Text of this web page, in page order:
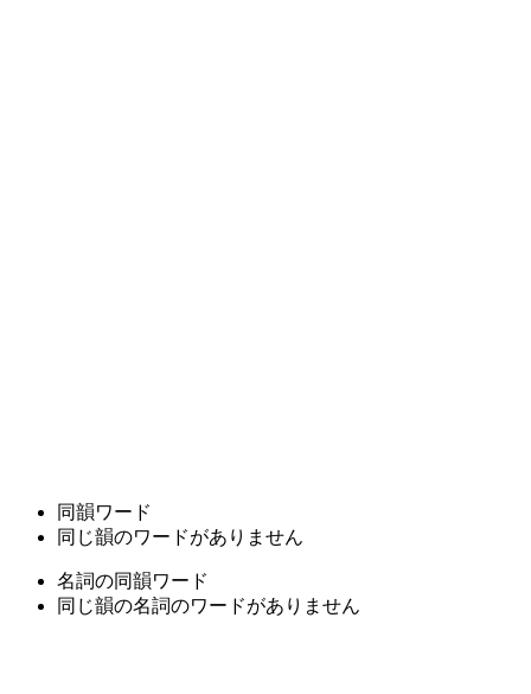
同韻ワード
同じ韻のワードがありません
名詞の同韻ワード
同じ韻の名詞のワードがありません